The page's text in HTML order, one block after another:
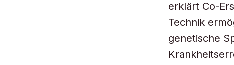
erklärt Co-
Technik
genetische